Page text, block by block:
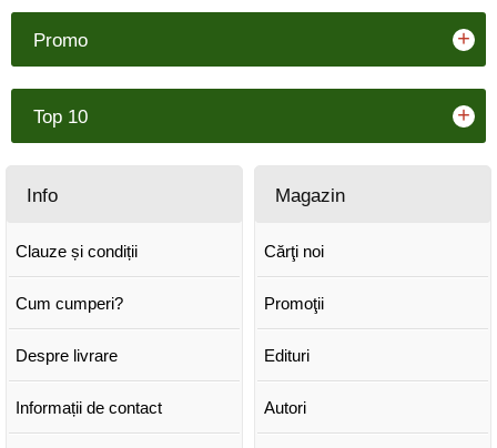
Promo +
Top 10 +
Info
Clauze și condiții
Cum cumperi?
Despre livrare
Informații de contact
Magazin
Cărţi noi
Promoţii
Edituri
Autori